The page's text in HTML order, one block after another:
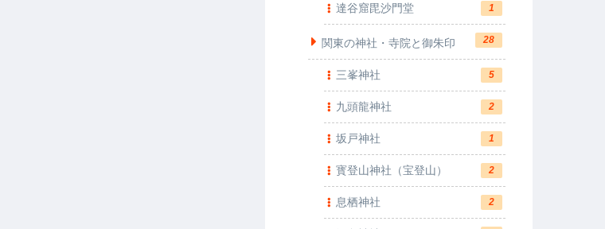
達谷窟毘沙門堂 1
関東の神社・寺院と御朱印 28
三峯神社 5
九頭龍神社 2
坂戸神社 1
寳登山神社（宝登山） 2
息栖神社 2